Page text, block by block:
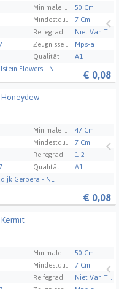
50 Cm
7 Cm
Reifegrad
Niet Van Toepassing
Mps-a
Qualität
A1
Flowers - NL
€ 0,08
Honeydew
47 Cm
7 Cm
Reifegrad
1-2
Qualität
A1
Gerbera - NL
€ 0,08
Kermit
50 Cm
7 Cm
Reifegrad
Niet Van Toepassing